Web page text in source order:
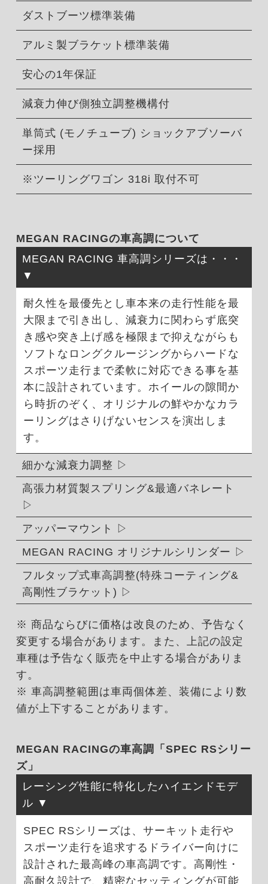
ダストブーツ標準装備
アルミ製ブラケット標準装備
安心の1年保証
減衰力伸び側独立調整機構付
単筒式 (モノチューブ) ショックアブソーバ
ー採用
※ツーリングワゴン 318i 取付不可
MEGAN RACINGの車高調について
MEGAN RACING 車高調シリーズは・・・
耐久性を最優先とし車本来の走行性能を最
大限まで引き出し、減衰力に関わらず底突
き感や突き上げ感を極限まで抑えながらも
ソフトなロングクルージングからハードな
スポーツ走行まで柔軟に対応できる事を基
本に設計されています。ホイールの隙間か
ら時折のぞく、オリジナルの鮮やかなカラ
ーリングはさりげないセンスを演出しま
す。
細かな減衰力調整
高張力材質製スプリング&最適バネレート
アッパーマウント
MEGAN RACING オリジナルシリンダー
フルタップ式車高調整(特殊コーティング&
高剛性ブラケット)
※ 商品ならびに価格は改良のため、予告なく
変更する場合があります。また、上記の設定
車種は予告なく販売を中止する場合がありま
す。
※ 車高調整範囲は車両個体差、装備により数
値が上下することがあります。
MEGAN RACINGの車高調「SPEC RSシリー
ズ」
レーシング性能に特化したハイエンドモデ
ル
SPEC RSシリーズは、サーキット走行や
スポーツ走行を追求するドライバー向けに
設計された最高峰の車高調です。高剛性・
高耐久設計で、精密なセッティングが可能